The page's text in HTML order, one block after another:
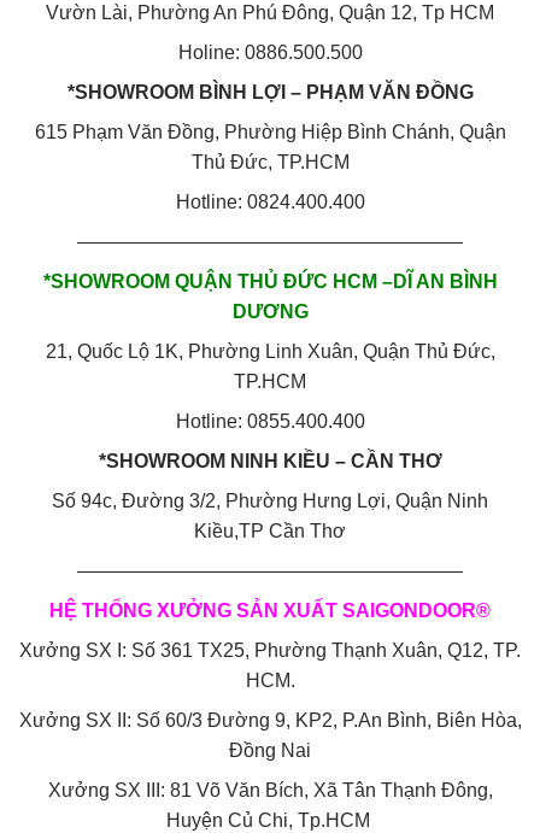
Vườn Lài, Phường An Phú Đông, Quận 12, Tp HCM
Holine: 0886.500.500
*SHOWROOM BÌNH LỢI – PHẠM VĂN ĐỒNG
615 Phạm Văn Đồng, Phường Hiệp Bình Chánh, Quận
Thủ Đức, TP.HCM
Hotline: 0824.400.400
————————————————————
*SHOWROOM QUẬN THỦ ĐỨC HCM –DĨ AN BÌNH
DƯƠNG
21, Quốc Lộ 1K, Phường Linh Xuân, Quận Thủ Đức,
TP.HCM
Hotline: 0855.400.400
*SHOWROOM NINH KIỀU – CẦN THƠ
Số 94c, Đường 3/2, Phường Hưng Lợi, Quận Ninh
Kiều,TP Cần Thơ
————————————————————
HỆ THỐNG XƯỞNG SẢN XUẤT SAIGONDOOR®
Xưởng SX I: Số 361 TX25, Phường Thạnh Xuân, Q12, TP.
HCM.
Xưởng SX II: Số 60/3 Đường 9, KP2, P.An Bình, Biên Hòa,
Đồng Nai
Xưởng SX III: 81 Võ Văn Bích, Xã Tân Thạnh Đông,
Huyện Củ Chi, Tp.HCM